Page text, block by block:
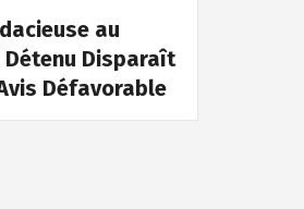
au
Détenu Disparaît
Défavorable